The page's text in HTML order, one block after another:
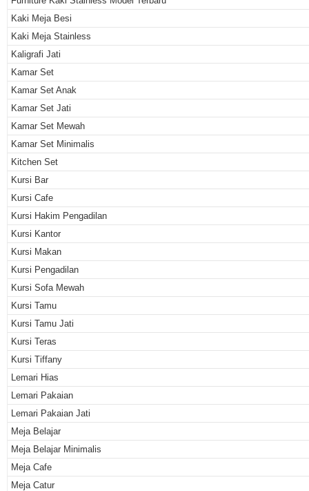
Kaki Meja Besi
Kaki Meja Stainless
Kaligrafi Jati
Kamar Set
Kamar Set Anak
Kamar Set Jati
Kamar Set Mewah
Kamar Set Minimalis
Kitchen Set
Kursi Bar
Kursi Cafe
Kursi Hakim Pengadilan
Kursi Kantor
Kursi Makan
Kursi Pengadilan
Kursi Sofa Mewah
Kursi Tamu
Kursi Tamu Jati
Kursi Teras
Kursi Tiffany
Lemari Hias
Lemari Pakaian
Lemari Pakaian Jati
Meja Belajar
Meja Belajar Minimalis
Meja Cafe
Meja Catur